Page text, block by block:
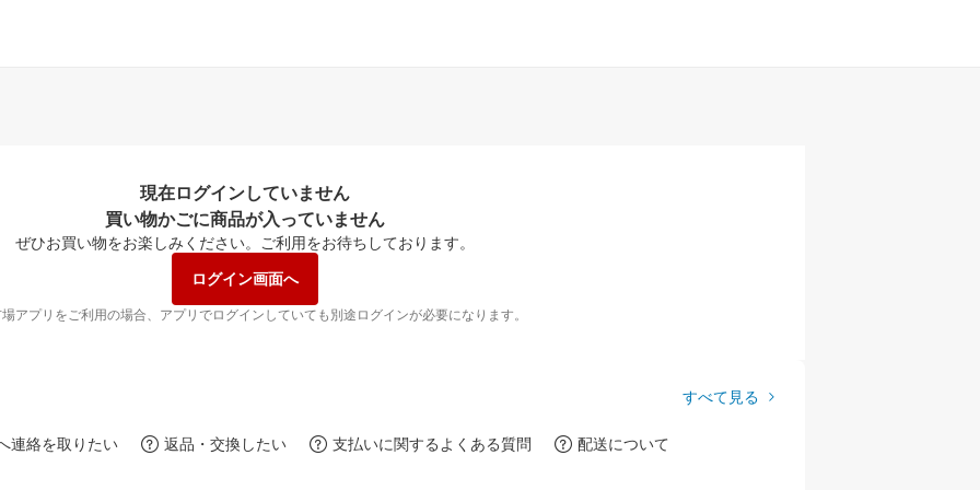
現在ログインしていません
買い物かごに商品が入っていません
ぜひお買い物をお楽しみください。 ご利用をお待ちしております。
ログイン画面へ
アプリをご利用の場合、アプリでログインしていても別途ログインが必要になります。
すべて見る
連絡を取りたい 返品・交換したい 支払いに関するよくある質問 配送について